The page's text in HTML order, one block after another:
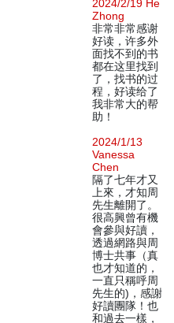
2024/2/19 He
Zhong
非常非常感谢
好读，许多外
面找不到的书
都在这里找到
了，找书的过
程，好读给了
我非常大的帮
助！
2024/1/13
Vanessa
Chen
隔了七年才又
上來，才知周
先生離開了。
很高興曾有機
會參與好讀，
透過網路與周
博士共事（真
也才知道的，
一直只稱呼周
先生的)，感謝
好讀團隊！也
和過去一樣，